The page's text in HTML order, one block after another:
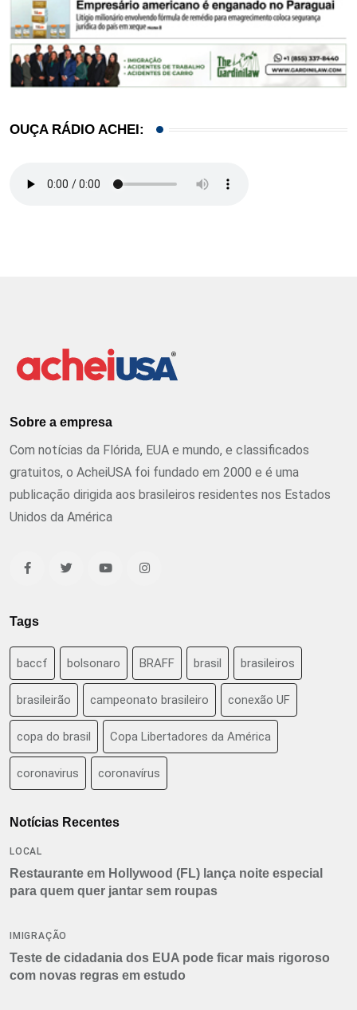
OUÇA RÁDIO ACHEI:
Sobre a empresa
Com notícias da Flórida, EUA e mundo, e classificados
gratuitos, o AcheiUSA foi fundado em 2000 e é uma
publicação dirigida aos brasileiros residentes nos Estados
Unidos da América
Tags
baccf bolsonaro BRAFF brasil brasileiros
brasileirão campeonato brasileiro conexão UF
copa do brasil Copa Libertadores da América
coronavirus coronavírus
Notícias Recentes
LOCAL
Restaurante em Hollywood (FL) lança noite especial
para quem quer jantar sem roupas
IMIGRAÇÃO
Teste de cidadania dos EUA pode ficar mais rigoroso
com novas regras em estudo